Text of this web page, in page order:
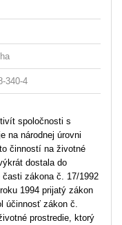
340-4
spoločnosti s
na národnej úrovni
činností na životné
dostala do
časti zákona č. 17/1992
1994 prijatý zákon
účinnosť zákon č.
prostredie, ktorý